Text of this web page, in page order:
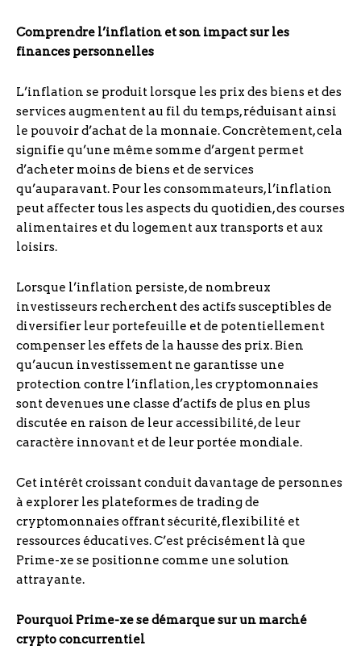
Comprendre l’inflation et son impact sur les
finances personnelles
L’inflation se produit lorsque les prix des biens et des
services augmentent au fil du temps, réduisant ainsi
le pouvoir d’achat de la monnaie. Concrètement, cela
signifie qu’une même somme d’argent permet
d’acheter moins de biens et de services
qu’auparavant. Pour les consommateurs, l’inflation
peut affecter tous les aspects du quotidien, des courses
alimentaires et du logement aux transports et aux
loisirs.
Lorsque l’inflation persiste, de nombreux
investisseurs recherchent des actifs susceptibles de
diversifier leur portefeuille et de potentiellement
compenser les effets de la hausse des prix. Bien
qu’aucun investissement ne garantisse une
protection contre l’inflation, les cryptomonnaies
sont devenues une classe d’actifs de plus en plus
discutée en raison de leur accessibilité, de leur
caractère innovant et de leur portée mondiale.
Cet intérêt croissant conduit davantage de personnes
à explorer les plateformes de trading de
cryptomonnaies offrant sécurité, flexibilité et
ressources éducatives. C’est précisément là que
Prime-xe se positionne comme une solution
attrayante.
Pourquoi Prime-xe se démarque sur un marché
crypto concurrentiel